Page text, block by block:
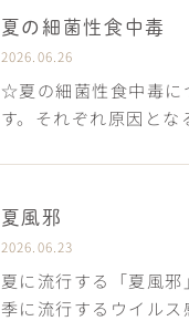
夏の細菌性食中毒
2026.06.26
☆夏の細菌性食中毒に
す。それぞれ原因と
夏風邪
2026.06.23
夏に流行する「夏風
季に流行するウイル